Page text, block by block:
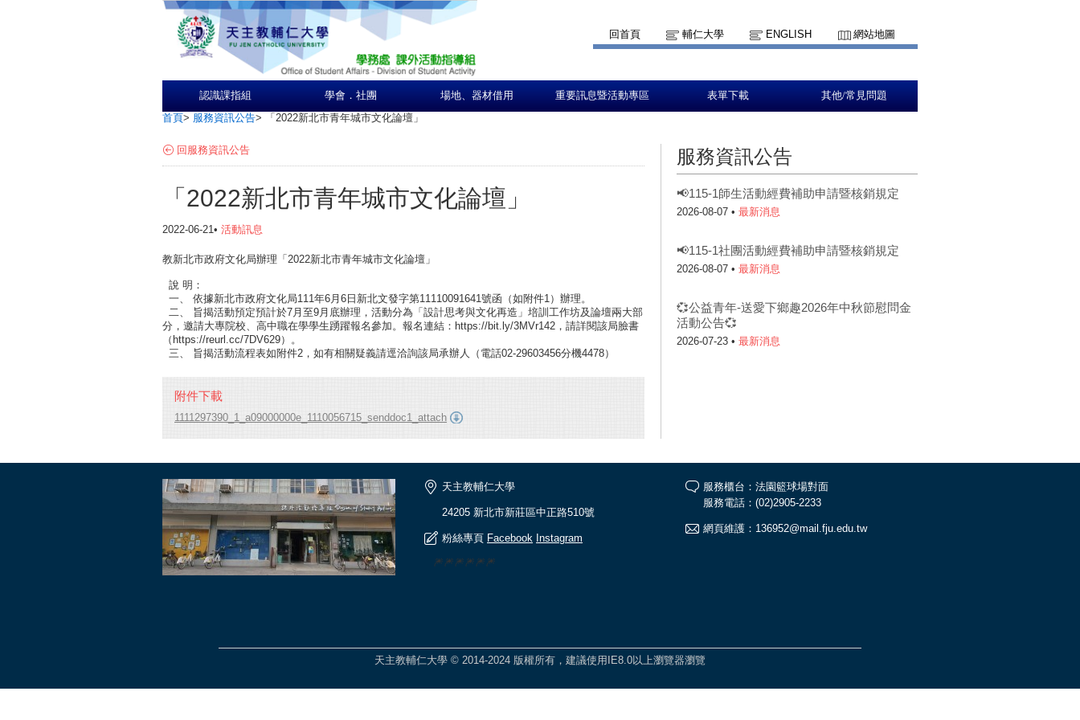
回首頁 輔仁大學 ENGLISH 網站地圖
認識課指組 學會．社團 場地、器材借用 重要訊息暨活動專區 表單下載 其他/常見問題
首頁> 服務資訊公告> 「2022新北市青年城市文化論壇」
回服務資訊公告
「2022新北市青年城市文化論壇」
2022-06-21• 活動訊息
教新北市政府文化局辦理「2022新北市青年城市文化論壇」
說 明：
一、 依據新北市政府文化局111年6月6日新北文發字第11110091641號函（如附件1）辦理。
二、 旨揭活動預定預計於7月至9月底辦理，活動分為「設計思考與文化再造」培訓工作坊及論壇兩大部
分，邀請大專院校、高中職在學學生踴躍報名參加。報名連結：https://bit.ly/3MVr142，請詳閱該局臉書
（https://reurl.cc/7DV629）。
三、 旨揭活動流程表如附件2，如有相關疑義請逕洽詢該局承辦人（電話02-29603456分機4478）
附件下載
1111297390_1_a09000000e_1110056715_senddoc1_attach
服務資訊公告
📢115-1師生活動經費補助申請暨核銷規定
2026-08-07 • 最新消息
📢115-1社團活動經費補助申請暨核銷規定
2026-08-07 • 最新消息
💞公益青年-送愛下鄉趣2026年中秋節慰問金
活動公告💞
2026-07-23 • 最新消息
天主教輔仁大學
24205 新北市新莊區中正路510號
粉絲專頁 Facebook Instagram
🎆🎆🎆🎆🎆🎆
服務櫃台：法園籃球場對面
服務電話：(02)2905-2233
網頁維護：136952@mail.fju.edu.tw
天主教輔仁大學 © 2014-2024 版權所有，建議使用IE8.0以上瀏覽器瀏覽